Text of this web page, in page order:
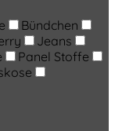
Bündchen
Jeans
Panel Stoffe